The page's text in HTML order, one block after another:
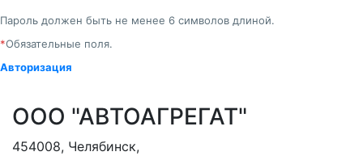
Пароль должен быть не менее 6 символов длиной.
*Обязательные поля.
Авторизация
ООО "АВТОАГРЕГАТ"
454008, Челябинск,